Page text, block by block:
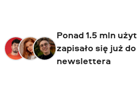
Ponad 1.5 mln
zapisało się już
newslettera